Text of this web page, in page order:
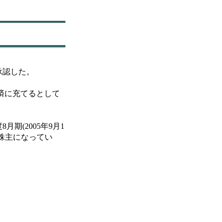
した。
に充てるとして
期(2005年9月1
主になってい